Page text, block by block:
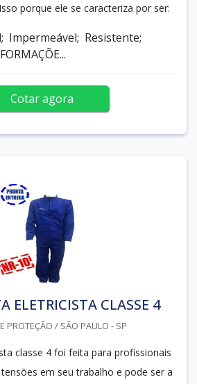
porque ele se caracteriza por ser:
Impermeável; Resistente;
Cotar agora
ELETRICISTA CLASSE 4
PROTEÇÃO / SÃO PAULO - SP
classe 4 foi feita para profissionais
em seu trabalho e pode ser a